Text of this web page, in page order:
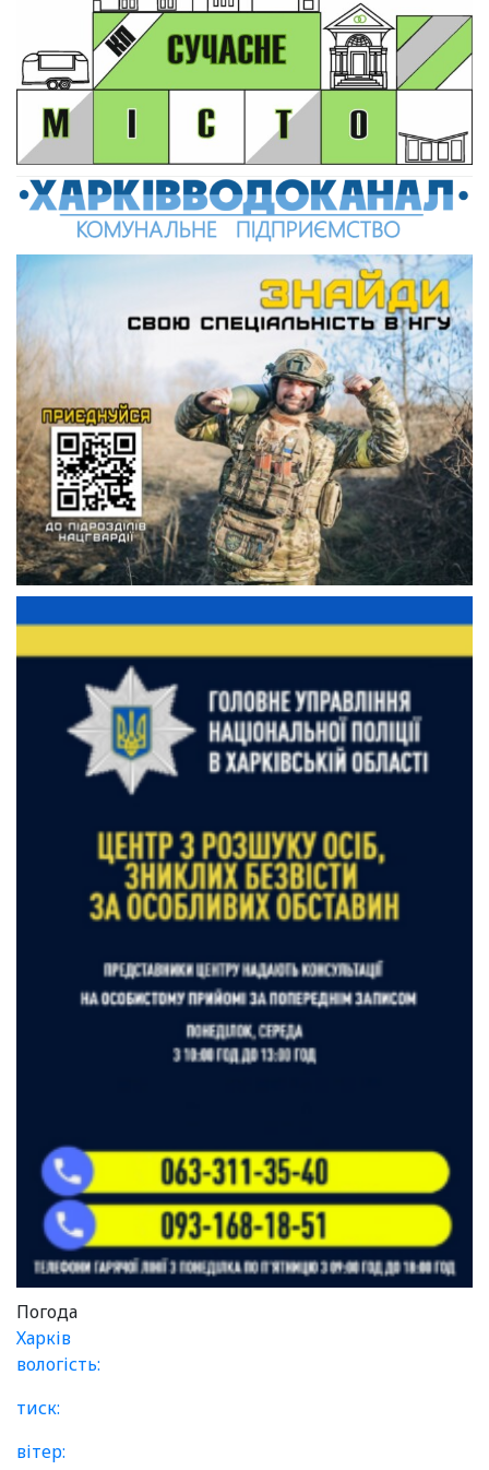
Погода
Харків
вологість:
тиск:
вітер: